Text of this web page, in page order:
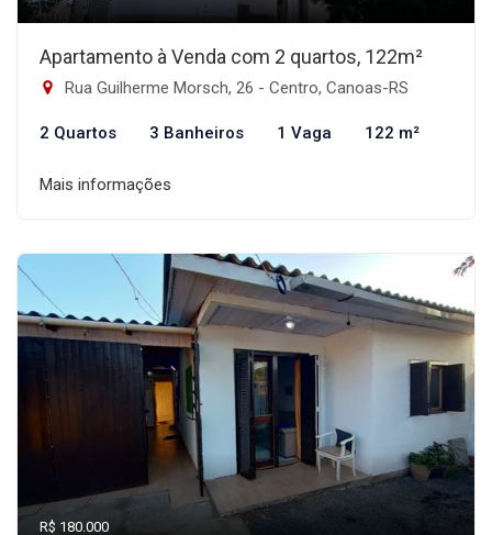
Apartamento à Venda com 2 quartos, 122m²
Rua Guilherme Morsch, 26 - Centro, Canoas-RS
2 Quartos 3 Banheiros 1 Vaga 122 m²
Mais informações
R$ 180.000